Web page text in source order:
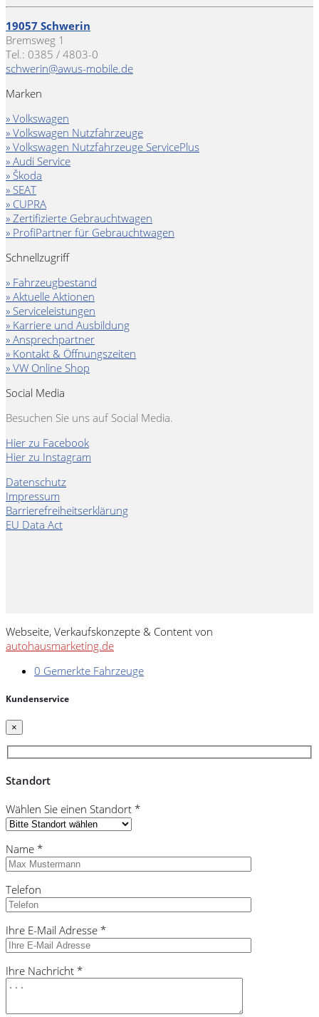
19057 Schwerin
Bremsweg 1
Tel.: 0385 / 4803-0
schwerin@awus-mobile.de
Marken
» Volkswagen
» Volkswagen Nutzfahrzeuge
» Volkswagen Nutzfahrzeuge ServicePlus
» Audi Service
» Škoda
» SEAT
» CUPRA
» Zertifizierte Gebrauchtwagen
» ProfiPartner für Gebrauchtwagen
Schnellzugriff
» Fahrzeugbestand
» Aktuelle Aktionen
» Serviceleistungen
» Karriere und Ausbildung
» Ansprechpartner
» Kontakt & Öffnungszeiten
» VW Online Shop
Social Media
Besuchen Sie uns auf Social Media.
Hier zu Facebook
Hier zu Instagram
Datenschutz
Impressum
Barrierefreiheitserklärung
EU Data Act
Webseite, Verkaufskonzepte & Content von
autohausmarketing.de
0 Gemerkte Fahrzeuge
Kundenservice
×
Standort
Wählen Sie einen Standort *
Name *
Telefon
Ihre E-Mail Adresse *
Ihre Nachricht *